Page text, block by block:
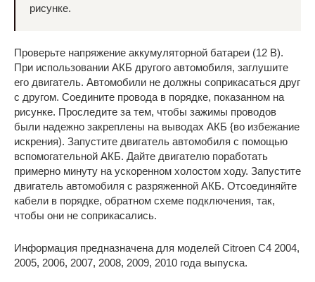
рисунке.
Проверьте напряжение аккумуляторной батареи (12 В).
При использовании АКБ другого автомобиля, заглушите
его двигатель. Автомобили не должны соприкасаться друг
с другом. Соедините провода в порядке, показанном на
рисунке. Проследите за тем, чтобы зажимы проводов
были надежно закреплены на выводах АКБ {во избежание
искрения). Запустите двигатель автомобиля с помощью
вспомогательной АКБ. Дайте двигателю поработать
примерно минуту на ускоренном холостом ходу. Запустите
двигатель автомобиля с разряженной АКБ. Отсоединяйте
кабели в порядке, обратном схеме подключения, так,
чтобы они не соприкасались.
Информация предназначена для моделей Citroen C4 2004,
2005, 2006, 2007, 2008, 2009, 2010 года выпуска.